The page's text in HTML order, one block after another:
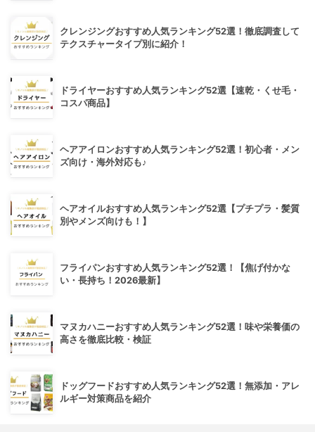
クレンジングおすすめ人気ランキング52選！徹底調査して
テクスチャータイプ別に紹介！
ドライヤーおすすめ人気ランキング52選【速乾・くせ毛・
コスパ商品】
ヘアアイロンおすすめ人気ランキング52選！初心者・メン
ズ向け・海外対応も♪
ヘアオイルおすすめ人気ランキング52選【プチプラ・髪質
別やメンズ向けも！】
フライパンおすすめ人気ランキング52選！【焦げ付かな
い・長持ち！2026最新】
マヌカハニーおすすめ人気ランキング52選！味や栄養価の
高さを徹底比較・検証
ドッグフードおすすめ人気ランキング52選！無添加・アレ
ルギー対策商品を紹介